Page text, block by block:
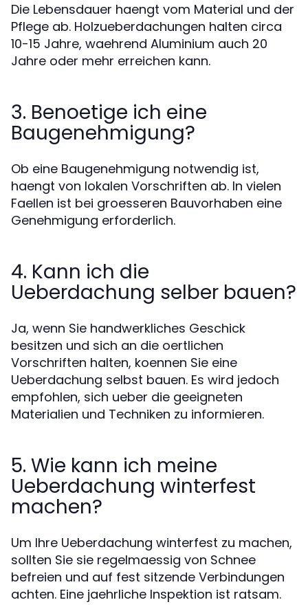
Die Lebensdauer haengt vom Material und der
Pflege ab. Holzueberdachungen halten circa
10-15 Jahre, waehrend Aluminium auch 20
Jahre oder mehr erreichen kann.
3. Benoetige ich eine
Baugenehmigung?
Ob eine Baugenehmigung notwendig ist,
haengt von lokalen Vorschriften ab. In vielen
Faellen ist bei groesseren Bauvorhaben eine
Genehmigung erforderlich.
4. Kann ich die
Ueberdachung selber bauen?
Ja, wenn Sie handwerkliches Geschick
besitzen und sich an die oertlichen
Vorschriften halten, koennen Sie eine
Ueberdachung selbst bauen. Es wird jedoch
empfohlen, sich ueber die geeigneten
Materialien und Techniken zu informieren.
5. Wie kann ich meine
Ueberdachung winterfest
machen?
Um Ihre Ueberdachung winterfest zu machen,
sollten Sie sie regelmaessig von Schnee
befreien und auf fest sitzende Verbindungen
achten. Eine jaehrliche Inspektion ist ratsam.